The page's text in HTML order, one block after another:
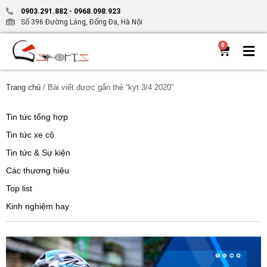
0903.291.882 - 0968.098.923
Số 396 Đường Láng, Đống Đa, Hà Nội
0
Trang chủ / Bài viết được gắn thẻ “kyt 3/4 2020”
Tin tức tổng hợp
Tin tức xe cộ
Tin tức & Sự kiện
Các thương hiệu
Top list
Kinh nghiệm hay